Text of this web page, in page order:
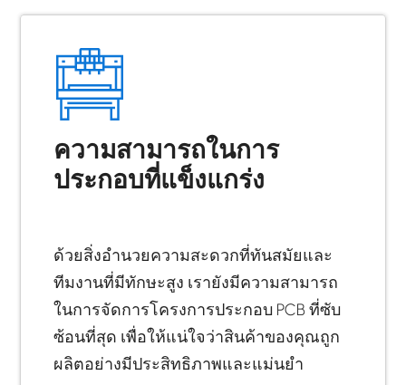
ความสามารถในการ
ประกอบที่แข็งแกร่ง
ด้วยสิ่งอำนวยความสะดวกที่ทันสมัยและ
ทีมงานที่มีทักษะสูง เรายังมีความสามารถ
ในการจัดการโครงการประกอบ PCB ที่ซับ
ซ้อนที่สุด เพื่อให้แน่ใจว่าสินค้าของคุณถูก
ผลิตอย่างมีประสิทธิภาพและแม่นยำ